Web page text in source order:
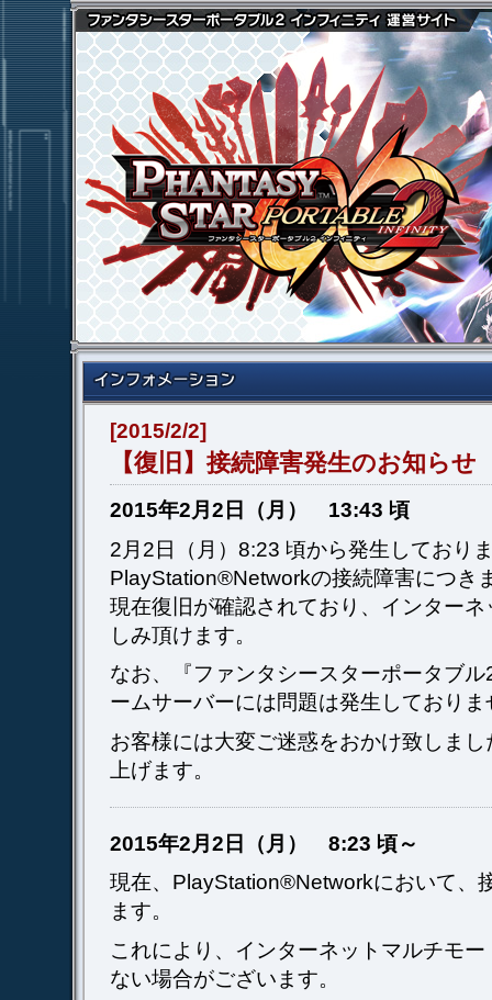
[2015/2/2]
【復旧】接続障害発生のお知らせ
2015年2月2日（月） 13:43 頃
2月2日（月）8:23 頃から発生しており
PlayStation®Networkの接続障害につき
現在復旧が確認されており、インター
しみ頂けます。
なお、『ファンタシースターポータブ
ームサーバーには問題は発生しておりま
お客様には大変ご迷惑をおかけ致しま
上げます。
2015年2月2日（月） 8:23 頃～
現在、PlayStation®Networkにおいて、
ます。
これにより、インターネットマルチモ
ない場合がございます。